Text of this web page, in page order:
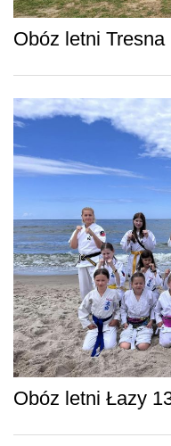
Obóz letni
Obóz letni Łazy